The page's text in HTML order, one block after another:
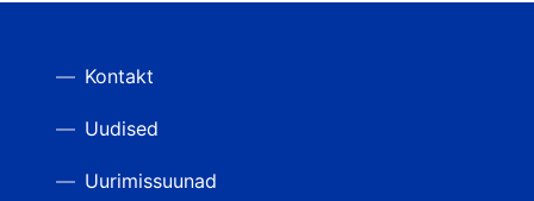
Kontakt
Uudised
Uurimissuunad